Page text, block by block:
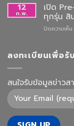
12
ก.พ.
เปิด
ทุกรุ่น สิ
ปิดความเห็น
ลงทะเบียนเพื่อรั
สนใจรับข้อมูลข่าวส